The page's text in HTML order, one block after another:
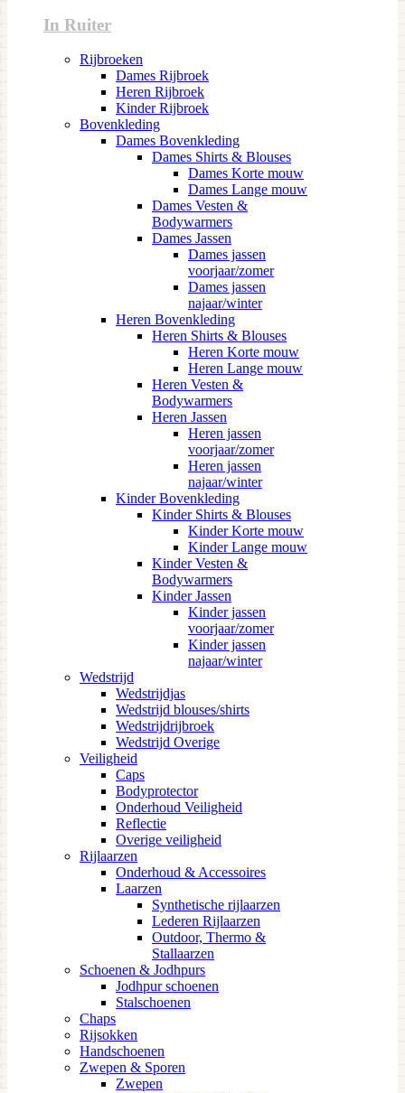
In Ruiter
Rijbroeken
Dames Rijbroek
Heren Rijbroek
Kinder Rijbroek
Bovenkleding
Dames Bovenkleding
Dames Shirts & Blouses
Dames Korte mouw
Dames Lange mouw
Dames Vesten &
Bodywarmers
Dames Jassen
Dames jassen
voorjaar/zomer
Dames jassen
najaar/winter
Heren Bovenkleding
Heren Shirts & Blouses
Heren Korte mouw
Heren Lange mouw
Heren Vesten &
Bodywarmers
Heren Jassen
Heren jassen
voorjaar/zomer
Heren jassen
najaar/winter
Kinder Bovenkleding
Kinder Shirts & Blouses
Kinder Korte mouw
Kinder Lange mouw
Kinder Vesten &
Bodywarmers
Kinder Jassen
Kinder jassen
voorjaar/zomer
Kinder jassen
najaar/winter
Wedstrijd
Wedstrijdjas
Wedstrijd blouses/shirts
Wedstrijdrijbroek
Wedstrijd Overige
Veiligheid
Caps
Bodyprotector
Onderhoud Veiligheid
Reflectie
Overige veiligheid
Rijlaarzen
Onderhoud & Accessoires
Laarzen
Synthetische rijlaarzen
Lederen Rijlaarzen
Outdoor, Thermo &
Stallaarzen
Schoenen & Jodhpurs
Jodhpur schoenen
Stalschoenen
Chaps
Rijsokken
Handschoenen
Zwepen & Sporen
Zwepen